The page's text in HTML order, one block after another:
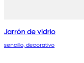
Jarrón de vidrio
sencillo, decorativo